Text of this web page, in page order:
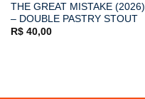
THE GREAT MISTAKE (2026)
– DOUBLE PASTRY STOUT
R$40,00